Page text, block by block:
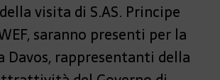
visita di S.AS. Principe
saranno presenti per la
Davos, rappresentanti della